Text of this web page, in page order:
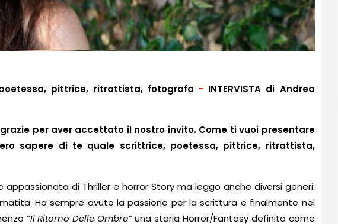
pittrice, ritrattista, fotografa - INTERVISTA di Andrea
per aver accettato il nostro invito. Come ti vuoi presentare
sapere di te quale scrittrice, poetessa, pittrice, ritrattista,
di Thriller e horror Story ma leggo anche diversi generi.
Ho sempre avuto la passione per la scrittura e finalmente nel
“Il Ritorno Delle Ombre”una storia Horror/Fantasy definita come